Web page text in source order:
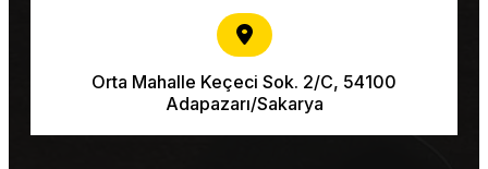
Orta Mahalle Keçeci Sok. 2/C, 54100
Adapazarı/Sakarya